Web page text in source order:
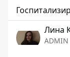
Лина
ADMIN